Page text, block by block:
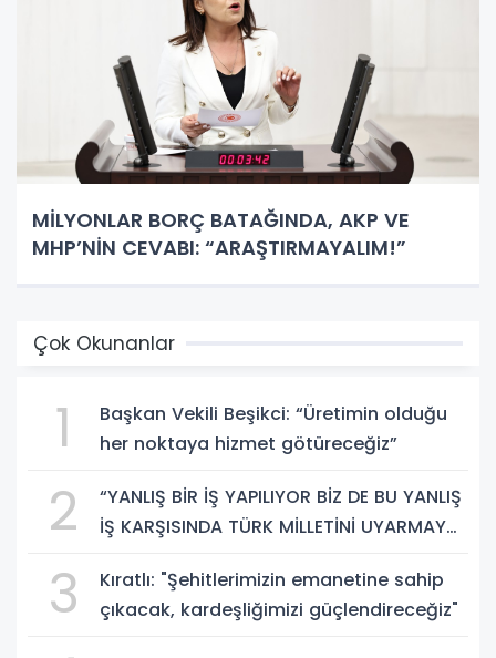
MİLYONLAR BORÇ BATAĞINDA, AKP VE
MHP’NİN CEVABI: “ARAŞTIRMAYALIM!”
Çok Okunanlar
1
Başkan Vekili Beşikci: “Üretimin olduğu
her noktaya hizmet götüreceğiz”
2
“YANLIŞ BİR İŞ YAPILIYOR BİZ DE BU YANLIŞ
İŞ KARŞISINDA TÜRK MİLLETİNİ UYARMAYA
3
Kıratlı: "Şehitlerimizin emanetine sahip
çıkacak, kardeşliğimizi güçlendireceğiz"